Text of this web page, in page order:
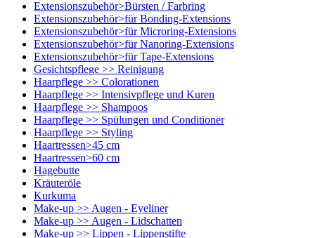
Extensionszubehör>Bürsten / Farbring
Extensionszubehör>für Bonding-Extensions
Extensionszubehör>für Microring-Extensions
Extensionszubehör>für Nanoring-Extensions
Extensionszubehör>für Tape-Extensions
Gesichtspflege >> Reinigung
Haarpflege >> Colorationen
Haarpflege >> Intensivpflege und Kuren
Haarpflege >> Shampoos
Haarpflege >> Spülungen und Conditioner
Haarpflege >> Styling
Haartressen>45 cm
Haartressen>60 cm
Hagebutte
Kräuteröle
Kurkuma
Make-up >> Augen - Eyeliner
Make-up >> Augen - Lidschatten
Make-up >> Lippen - Lippenstifte